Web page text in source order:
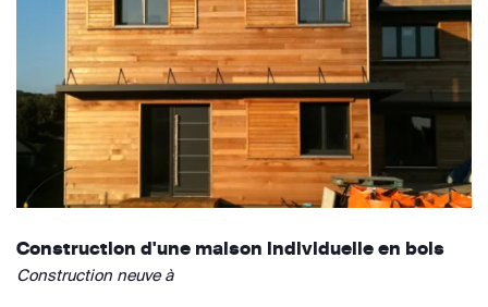
Construction d'une maison individuelle en bois
Construction neuve à